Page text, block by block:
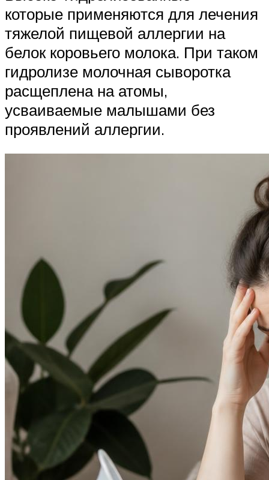
которые применяются для лечения
тяжелой пищевой аллергии на
белок коровьего молока. При таком
гидролизе молочная сыворотка
расщеплена на атомы,
усваиваемые малышами без
проявлений аллергии.